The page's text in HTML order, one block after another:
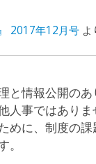
2017年12月号よ
と情報公開の
人事ではあり
めに、制度の
。